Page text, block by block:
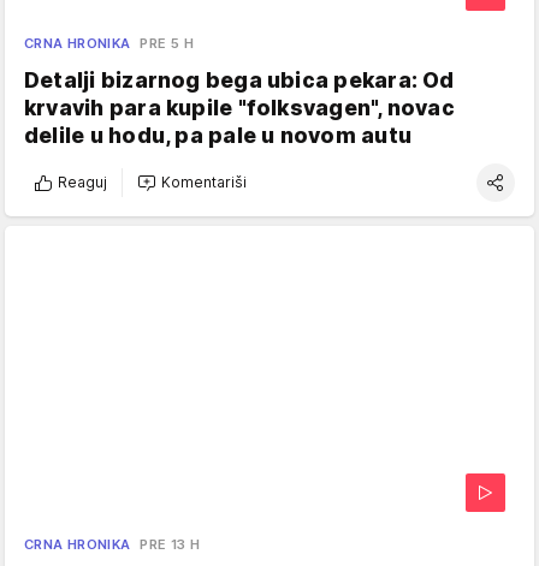
CRNA HRONIKA PRE 5 H
Detalji bizarnog bega ubica pekara: Od
krvavih para kupile "folksvagen", novac
delile u hodu, pa pale u novom autu
Reaguj Komentariši
CRNA HRONIKA PRE 13 H